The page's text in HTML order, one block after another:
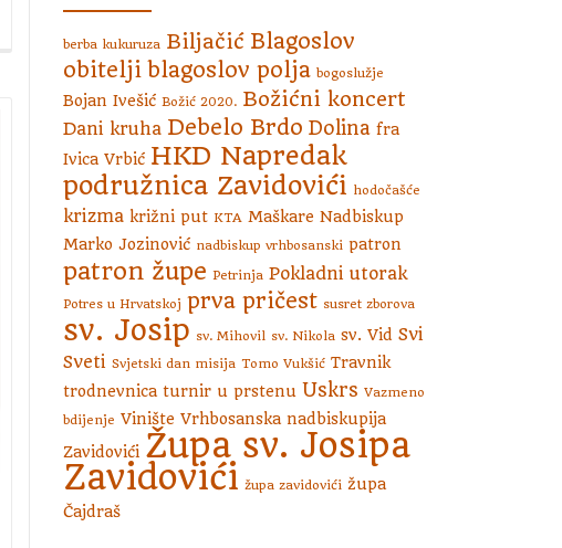
berba kukuruza Biljačić Blagoslov
obitelji blagoslov polja bogoslužje
Bojan Ivešić Božić 2020. Božićni koncert
Dani kruha Debelo Brdo Dolina fra
Ivica Vrbić HKD Napredak
podružnica Zavidovići hodočašće
krizma križni put KTA Maškare Nadbiskup
Marko Jozinović nadbiskup vrhbosanski patron
patron župe Petrinja Pokladni utorak
Potres u Hrvatskoj prva pričest susret zborova
sv. Josip sv. Mihovil sv. Nikola sv. Vid Svi
Sveti Svjetski dan misija Tomo Vukšić Travnik
trodnevnica turnir u prstenu Uskrs Vazmeno
bdijenje Vinište Vrhbosanska nadbiskupija
Zavidovići Župa sv. Josipa
Zavidovići župa zavidovići župa
Čajdraš